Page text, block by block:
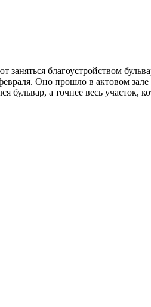
благоустройством
Оно прошло в актовом
а точнее весь участок,